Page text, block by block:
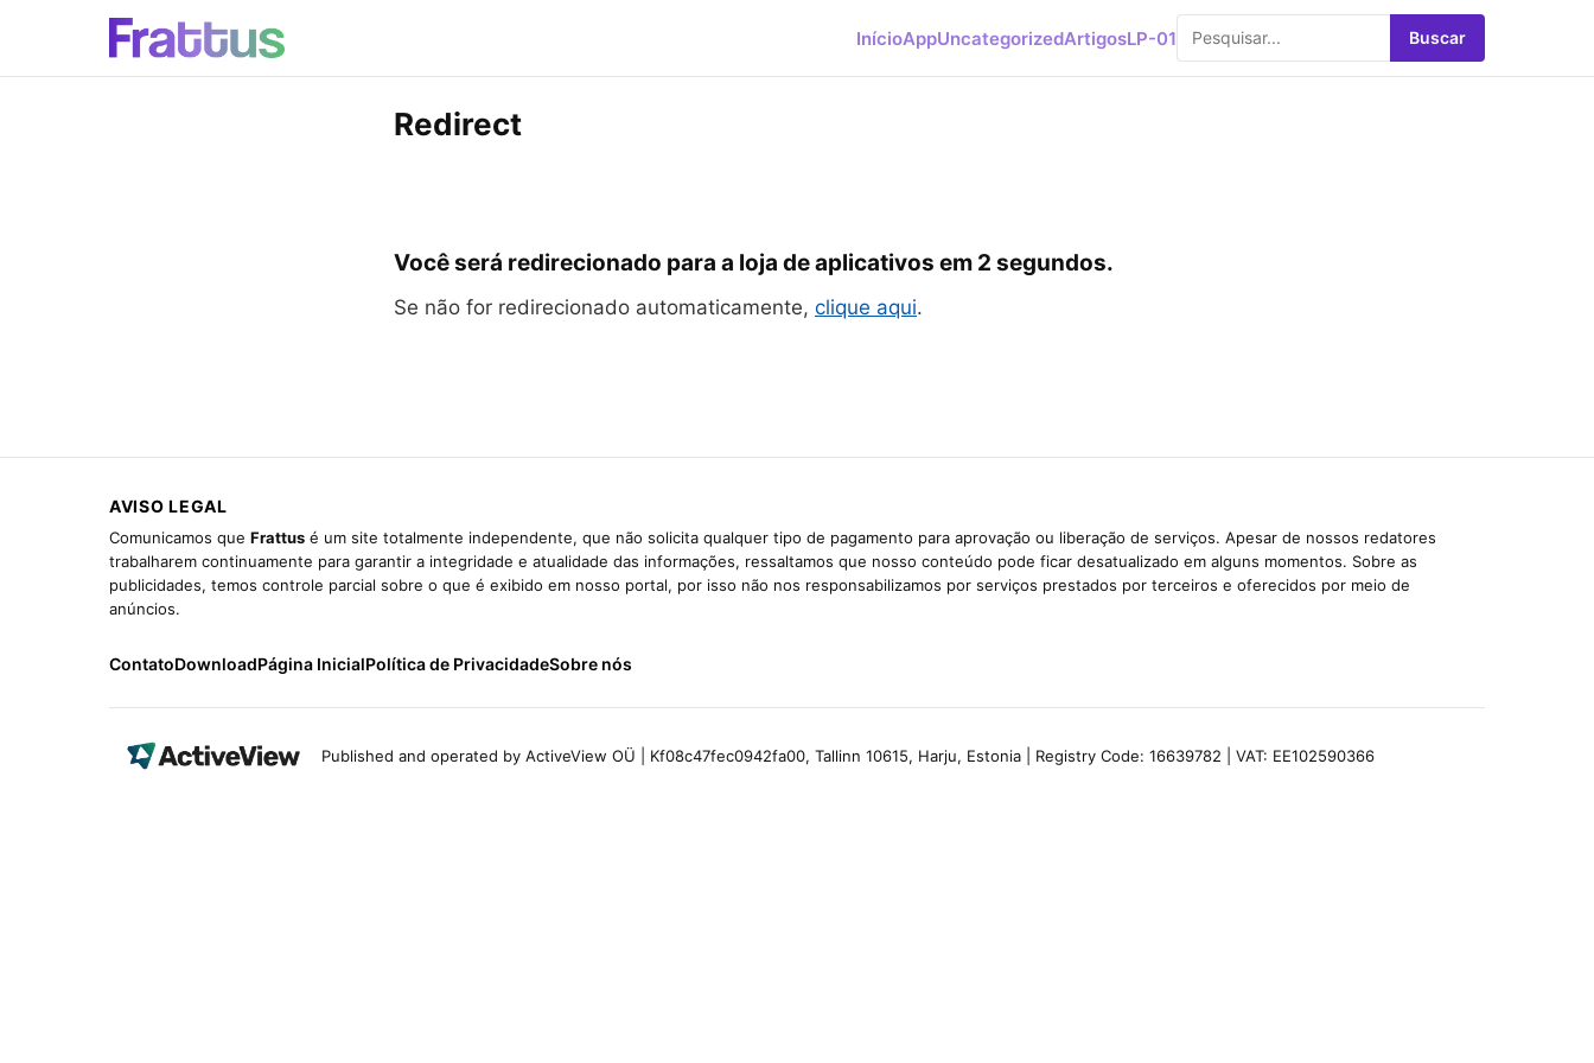
InícioAppUncategorizedArtigosLP-01 Buscar
Redirect
Você será redirecionado para a loja de aplicativos em 2 segundos.
Se não for redirecionado automaticamente, clique aqui.
AVISO LEGAL
Comunicamos que Frattus é um site totalmente independente, que não solicita qualquer tipo de pagamento para aprovação ou liberação de serviços. Apesar de nossos redatores
trabalharem continuamente para garantir a integridade e atualidade das informações, ressaltamos que nosso conteúdo pode ficar desatualizado em alguns momentos. Sobre as
publicidades, temos controle parcial sobre o que é exibido em nosso portal, por isso não nos responsabilizamos por serviços prestados por terceiros e oferecidos por meio de
anúncios.
ContatoDownloadPágina InicialPolítica de PrivacidadeSobre nós
Published and operated by ActiveView OÜ | Kf08c47fec0942fa00, Tallinn 10615, Harju, Estonia | Registry Code: 16639782 | VAT: EE102590366